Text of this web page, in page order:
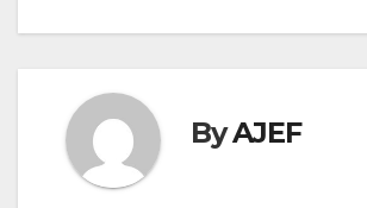
ByAJEF